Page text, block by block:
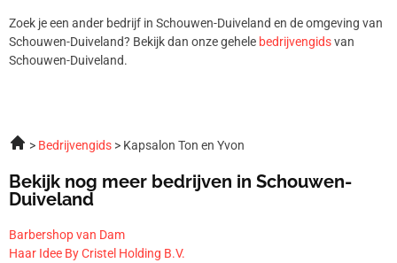
Zoek je een ander bedrijf in Schouwen-Duiveland en de omgeving van
Schouwen-Duiveland? Bekijk dan onze gehele bedrijvengidsvan
Schouwen-Duiveland.
Bedrijvengids Kapsalon Ton en Yvon
Bekijk nog meer bedrijven in Schouwen-
Duiveland
Barbershop van Dam
Haar Idee By Cristel Holding B.V.